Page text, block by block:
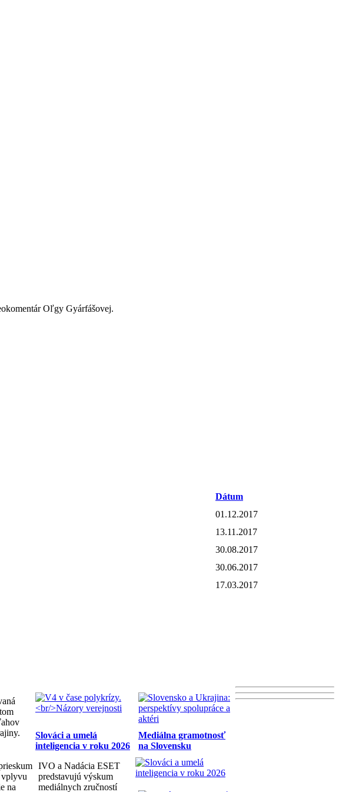
Oľgy Gyárfášovej.
Dátum
01.12.2017
13.11.2017
30.08.2017
30.06.2017
17.03.2017
Slováci a umelá
inteligencia v roku 2026
Mediálna gramotnosť
na Slovensku
vplyvu
na
IVO a Nadácia ESET
predstavujú výskum
mediálnych zručností